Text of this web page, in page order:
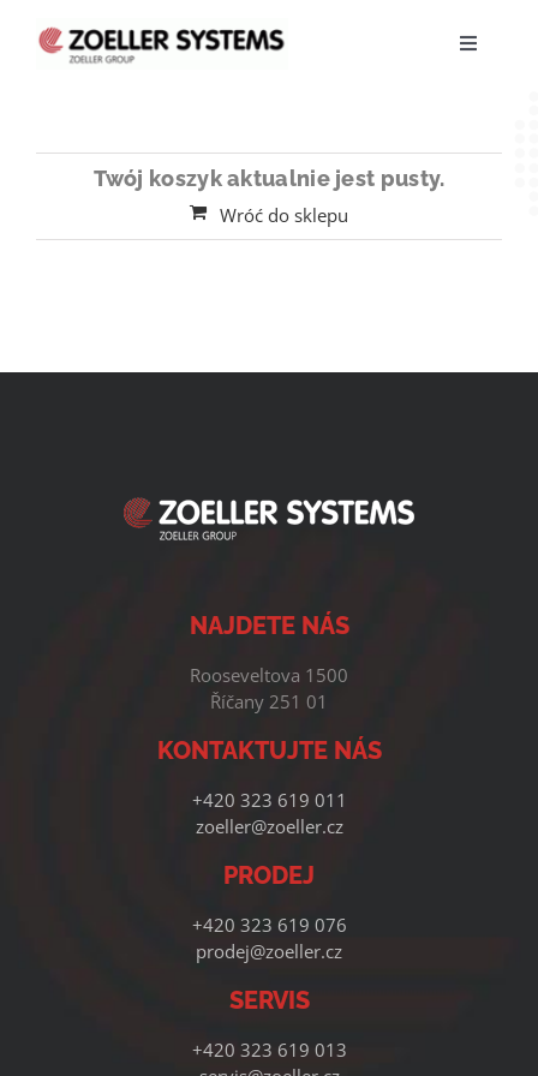
Toggle
Twój koszyk aktualnie jest pusty.
Wróć do sklepu
NAJDETE NÁS
Rooseveltova 1500
Říčany 251 01
KONTAKTUJTE NÁS
+420 323 619 011
zoeller@zoeller.cz
PRODEJ
+420 323 619 076
prodej@zoeller.cz
SERVIS
+420 323 619 013